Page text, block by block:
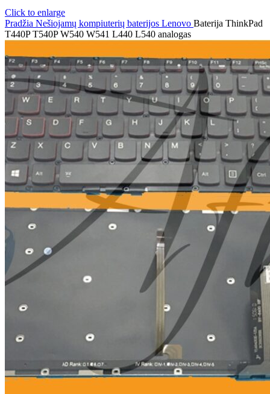
Click to enlarge
Pradžia Nešiojamų kompiuterių baterijos Lenovo Baterija ThinkPad
T440P T540P W540 W541 L440 L540 analogas